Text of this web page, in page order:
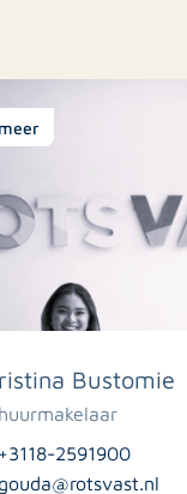
Bustomie
+3118-2591900